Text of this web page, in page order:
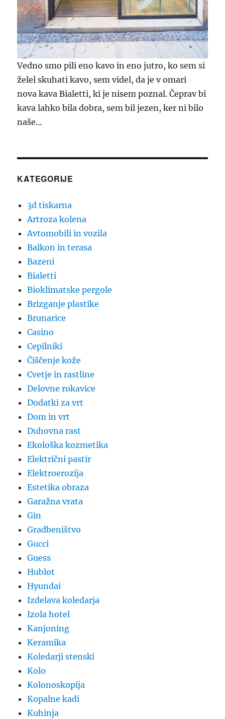
Vedno smo pili eno kavo in eno jutro, ko sem si
želel skuhati kavo, sem videl, da je v omari
nova kava Bialetti, ki je nisem poznal. Čeprav bi
kava lahko bila dobra, sem bil jezen, ker ni bilo
naše…
KATEGORIJE
3d tiskarna
Artroza kolena
Avtomobili in vozila
Balkon in terasa
Bazeni
Bialetti
Bioklimatske pergole
Brizganje plastike
Brunarice
Casino
Cepilniki
Čiščenje kože
Cvetje in rastline
Delovne rokavice
Dodatki za vrt
Dom in vrt
Duhovna rast
Ekološka kozmetika
Električni pastir
Elektroerozija
Estetika obraza
Garažna vrata
Gin
Gradbeništvo
Gucci
Guess
Hublot
Hyundai
Izdelava koledarja
Izola hotel
Kanjoning
Keramika
Koledarji stenski
Kolo
Kolonoskopija
Kopalne kadi
Kuhinja